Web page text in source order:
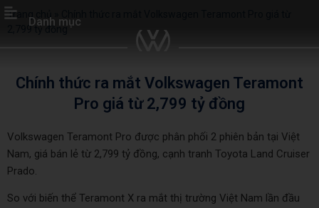
Danh mục
Trang chủ
2,799 tỷ đồng
Chính thức ra mắt Volkswagen Teramont
Pro giá từ 2,799 tỷ đồng
Volkswagen Teramont Pro được phân phối 2 phiên bản tại Việt
Nam, giá bán lẻ từ 2,799 tỷ đồng, cạnh tranh Toyota Land Cruiser
Prado.
So với biến thể Teramont X ra mắt thị trường Việt Nam lần đầu